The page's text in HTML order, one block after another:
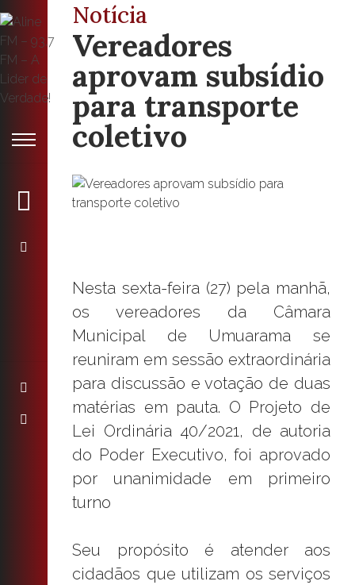
Notícia
Vereadores
aprovam subsídio
para transporte
coletivo
Nesta sexta-feira (27) pela manhã,
os vereadores da Câmara
Municipal de Umuarama se
reuniram em sessão extraordinária
para discussão e votação de duas
matérias em pauta. O Projeto de
Lei Ordinária 40/2021, de autoria
do Poder Executivo, foi aprovado
por unanimidade em primeiro
turno
Seu propósito é atender aos
cidadãos que utilizam os serviços